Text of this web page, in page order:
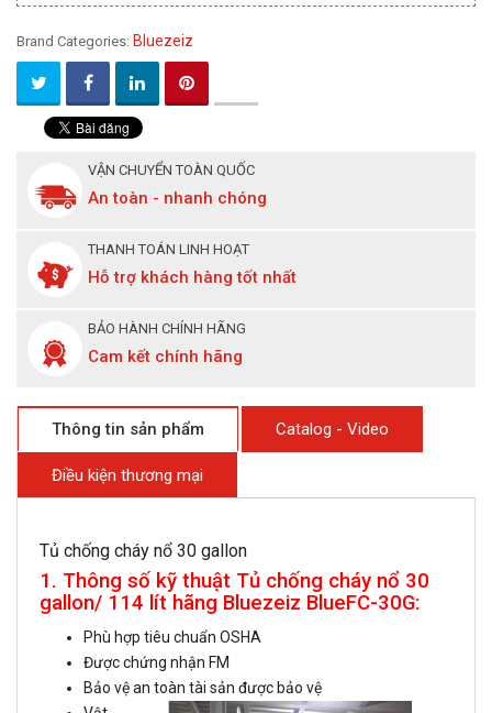
Brand Categories: Bluezeiz
VẬN CHUYỂN TOÀN QUỐC
An toàn - nhanh chóng
THANH TOÁN LINH HOẠT
Hỗ trợ khách hàng tốt nhất
BẢO HÀNH CHÍNH HÃNG
Cam kết chính hãng
Thông tin sản phẩm Catalog - Video
Điều kiện thương mại
Tủ chống cháy nổ 30 gallon
1. Thông số kỹ thuật Tủ chống cháy nổ 30
gallon/ 114 lít hãng Bluezeiz BlueFC-30G:
Phù hợp tiêu chuẩn OSHA
Được chứng nhận FM
Bảo vệ an toàn tài sản được bảo vệ